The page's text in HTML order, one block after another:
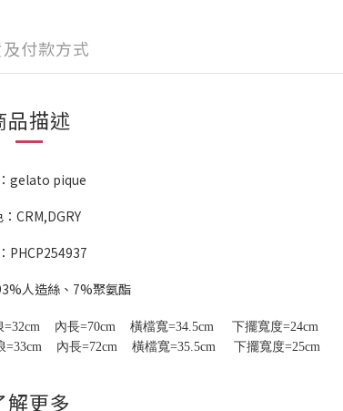
付款方式
品描述
gelato pique
CRM,DGRY
PHCP254937
人造絲、7%聚氨酯
=32cm 內長=70cm 橫檔寬=34.5cm 下擺寬度=24cm
=33cm 內長=72cm 橫檔寬=35.5cm 下擺寬度=25cm
解更多